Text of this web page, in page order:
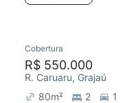
Cobertura
R$ 550.000
R. Caruaru, Grajaú
80m² 2
1